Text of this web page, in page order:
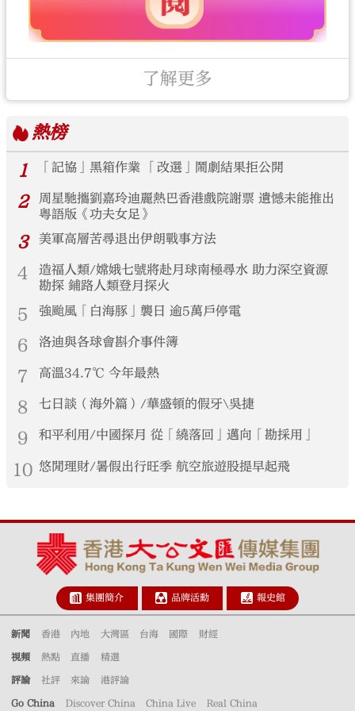
了解更多
熱榜
1
「記協」黑箱作業 「改選」鬧劇結果拒公開
2
周星馳攜劉嘉玲迪麗熱巴香港戲院謝票 遺憾未能推出
粵語版《功夫女足》
3 美軍高層苦尋退出伊朗戰事方法
4
造福人類/嫦娥七號將赴月球南極尋水 助力深空資源
勘探 鋪路人類登月探火
5 強颱風「白海豚」襲日 逾5萬戶停電
6 洛迪與各球會斟介事件簿
7 高溫34.7℃ 今年最熱
8 七日談（海外篇）/華盛頓的假牙\吳捷
9 和平利用/中國探月 從「繞落回」邁向「勘採用」
10 悠閒理財/暑假出行旺季 航空旅遊股提早起飛
集團簡介 品牌活動 報史館
新聞 香港 內地 大灣區 台海 國際 財經
視頻 熱點 直播 精選
評論 社評 來論 港評論
Go China Discover China China Live Real China